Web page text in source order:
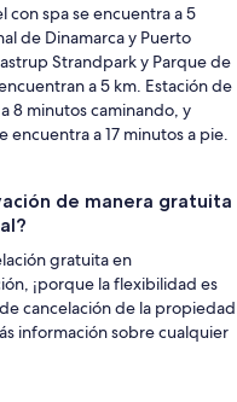
spa se encuentra a 5
de Dinamarca y Puerto
Strandpark y Parque de
a 5 km. Estación de
8 minutos caminando, y
a 17 minutos a pie.
de manera gratuita
gratuita en
¡porque la flexibilidad es
cancelación de la propiedad
información sobre cualquier